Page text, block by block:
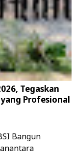
Tegaskan
Profesional